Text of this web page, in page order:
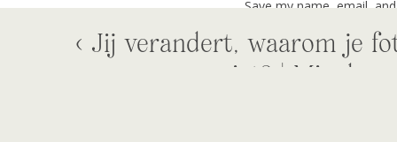
Save my name, email,
« Jij verandert, waarom je
niet? | Mis de